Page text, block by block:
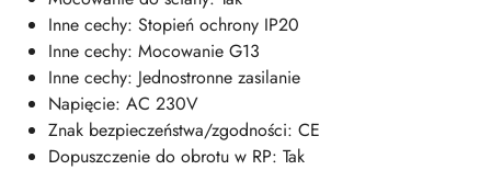
Inne cechy: Stopień ochrony IP20
Inne cechy: Mocowanie G13
Inne cechy: Jednostronne zasilanie
Napięcie: AC 230V
Znak bezpieczeństwa/zgodności: CE
Dopuszczenie do obrotu w RP: Tak